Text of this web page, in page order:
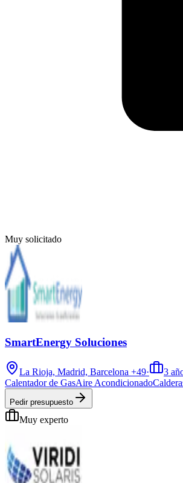
Muy solicitado
SmartEnergy Soluciones
La Rioja, Madrid, Barcelona +49· 3
Calentador de GasAire Acondicionado
Pedir presupuesto
Muy experto